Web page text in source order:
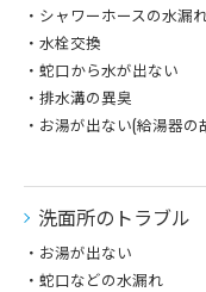
・シャワーホースの水漏
・水栓交換
・蛇口から水が出ない
・排水溝の異臭
・お湯が出ない(給湯器の
洗面所のトラブル
・お湯が出ない
・蛇口などの水漏れ